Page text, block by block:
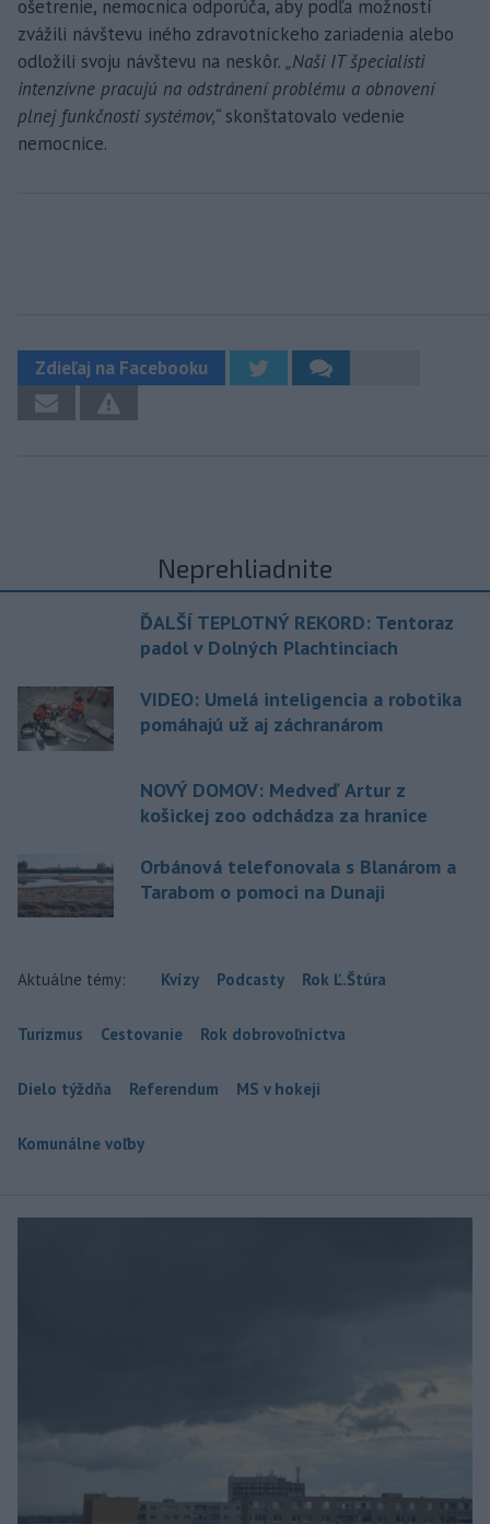
ošetrenie, nemocnica odporúča, aby podľa možností
zvážili návštevu iného zdravotníckeho zariadenia alebo
odložili svoju návštevu na neskôr. „Naši IT špecialisti
intenzívne pracujú na odstránení problému a obnovení
plnej funkčnosti systémov,“ skonštatovalo vedenie
nemocnice.
Zdieľaj na Facebooku
Neprehliadnite
ĎALŠÍ TEPLOTNÝ REKORD: Tentoraz
padol v Dolných Plachtinciach
VIDEO: Umelá inteligencia a robotika
pomáhajú už aj záchranárom
NOVÝ DOMOV: Medveď Artur z
košickej zoo odchádza za hranice
Orbánová telefonovala s Blanárom a
Tarabom o pomoci na Dunaji
Aktuálne témy: Kvízy Podcasty Rok Ľ.Štúra
Turizmus Cestovanie Rok dobrovoľníctva
Dielo týždňa Referendum MS v hokeji
Komunálne voľby